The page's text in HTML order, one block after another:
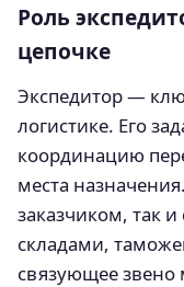
Роль
цепочке
Экспедитор —
логистике. Его
координацию
места
заказчиком, так
складами,
связующее